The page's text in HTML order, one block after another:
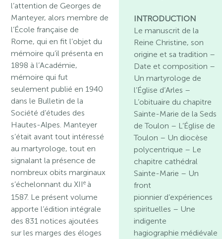
l’attention de Georges de
Manteyer, alors membre de
l’École française de
Rome, qui en fit l’objet du
mémoire qu’il présenta en
1898 à l’Académie,
mémoire qui fut
seulement publié en 1940
dans le Bulletin de la
Société d’études des
Hautes-Alpes. Manteyer
s’était avant tout intéressé
au martyrologe, tout en
signalant la présence de
nombreux obits marginaux
s’échelonnant du XIIe à
1587. Le présent volume
apporte l’édition intégrale
des 831 notices ajoutées
sur les marges des éloges
INTRODUCTION
Le manuscrit de la
Reine Christine, son
origine et sa tradition –
Date et composition –
Un martyrologe de
l’Église d’Arles –
L’obituaire du chapitre
Sainte-Marie de la Seds
de Toulon – L’Église de
Toulon – Un diocèse
polycentrique – Le
chapitre cathédral
Sainte-Marie – Un
front
pionnier d’expériences
spirituelles – Une
indigente
hagiographie médiévale